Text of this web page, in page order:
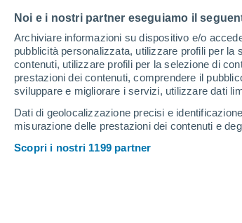
Noi e i nostri partner eseguiamo il
Archiviare informazioni su dispositivo e/o
pubblicità personalizzata, utilizzare profili per
contenuti, utilizzare profili per la selezione di
prestazioni dei contenuti, comprendere il
sviluppare e migliorare i servizi, utilizzare dati
Dati di geolocalizzazione precisi e
misurazione delle prestazioni dei contenuti e
Scopri i nostri 1199 partner
27°
Sint-Truiden